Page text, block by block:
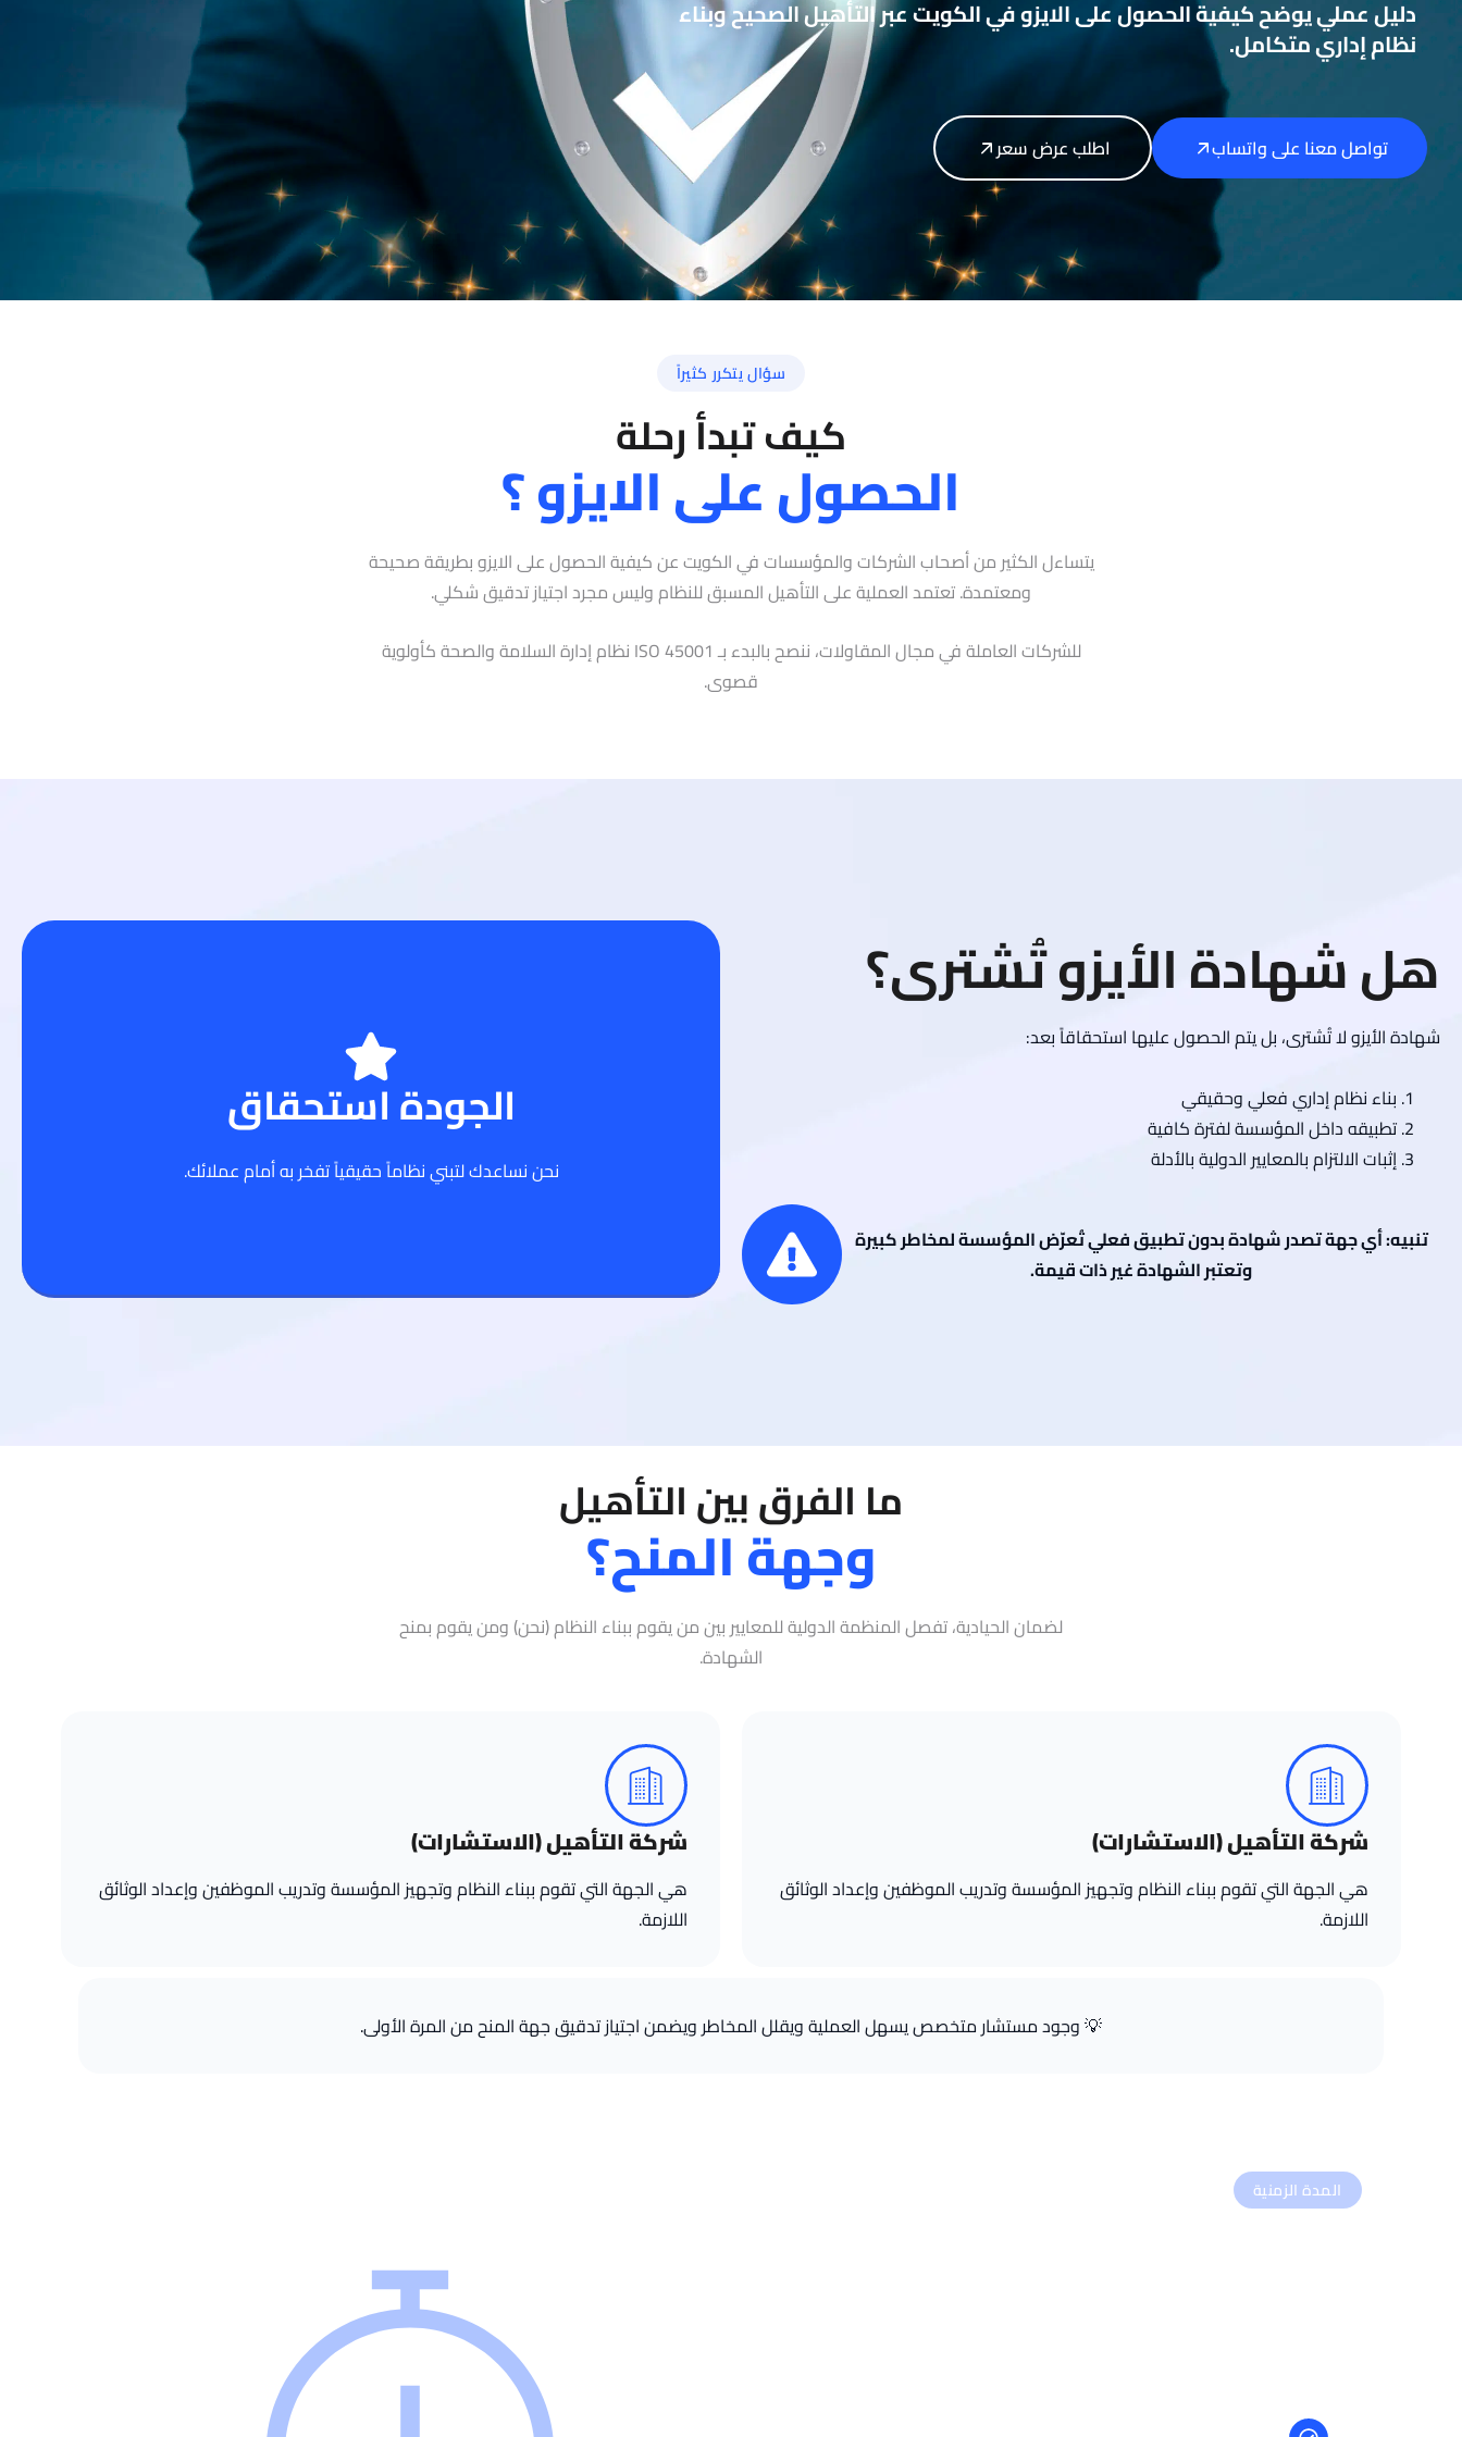
دليل عملي يوضح كيفية الحصول على الايزو في الكويت عبر التأهيل الصحيح وبناء
نظام إداري متكامل.
تواصل معنا على واتساب اطلب عرض سعر
سؤال يتكرر كثيراً
كيف تبدأ رحلة
الحصول على الايزو ؟
يتساءل الكثير من أصحاب الشركات والمؤسسات في الكويت عن كيفية الحصول على الايزو بطريقة صحيحة
ومعتمدة. تعتمد العملية على التأهيل المسبق للنظام وليس مجرد اجتياز تدقيق شكلي.
للشركات العاملة في مجال المقاولات، ننصح بالبدء بـ ISO 45001 نظام إدارة السلامة والصحة كأولوية
قصوى.
هل شهادة الأيزو تُشترى؟
شهادة الأيزو لا تُشترى، بل يتم الحصول عليها استحقاقاً بعد:
بناء نظام إداري فعلي وحقيقي
تطبيقه داخل المؤسسة لفترة كافية
إثبات الالتزام بالمعايير الدولية بالأدلة
تنبيه: أي جهة تصدر شهادة بدون تطبيق فعلي تُعرّض المؤسسة لمخاطر كبيرة
وتعتبر الشهادة غير ذات قيمة.
الجودة استحقاق
نحن نساعدك لتبني نظاماً حقيقياً تفخر به أمام عملائك.
ما الفرق بين التأهيل
وجهة المنح؟
لضمان الحيادية، تفصل المنظمة الدولية للمعايير بين من يقوم ببناء النظام (نحن) ومن يقوم بمنح
الشهادة.
شركة التأهيل (الاستشارات)
هي الجهة التي تقوم ببناء النظام وتجهيز المؤسسة وتدريب الموظفين وإعداد الوثائق
اللازمة.
شركة التأهيل (الاستشارات)
هي الجهة التي تقوم ببناء النظام وتجهيز المؤسسة وتدريب الموظفين وإعداد الوثائق
اللازمة.
💡 وجود مستشار متخصص يسهل العملية ويقلل المخاطر ويضمن اجتياز تدقيق جهة المنح من المرة الأولى.
المدة الزمنية